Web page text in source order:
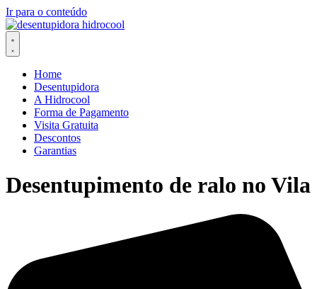
Ir para o conteúdo
Home
Desentupidora
A Hidrocool
Forma de Pagamento
Visita Gratuita
Descontos
Garantias
Desentupimento de ralo no Vila